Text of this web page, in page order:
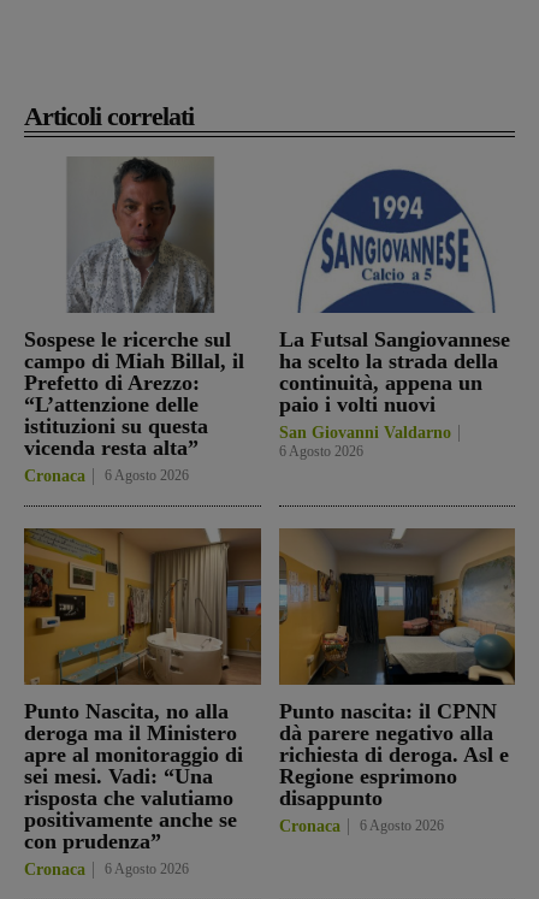
Articoli correlati
Sospese le ricerche sul
campo di Miah Billal, il
Prefetto di Arezzo:
“L’attenzione delle
istituzioni su questa
vicenda resta alta”
Cronaca 6 Agosto 2026
La Futsal Sangiovannese
ha scelto la strada della
continuità, appena un
paio i volti nuovi
San Giovanni Valdarno
6 Agosto 2026
Punto Nascita, no alla
deroga ma il Ministero
apre al monitoraggio di
sei mesi. Vadi: “Una
risposta che valutiamo
positivamente anche se
con prudenza”
Cronaca 6 Agosto 2026
Punto nascita: il CPNN
dà parere negativo alla
richiesta di deroga. Asl e
Regione esprimono
disappunto
Cronaca 6 Agosto 2026